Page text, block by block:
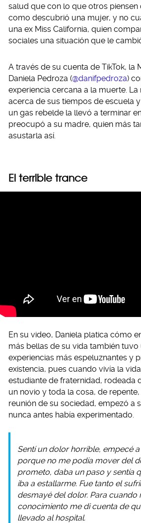
salud que con lo que otros piensen
como descubrió una mujer, y no
una ex Miss California, quien
sociales una situación que le
A través de su cuenta de TikTok, la
Daniela Pedroza (@danifpedroza)
experiencia cercana a la muerte.
acerca de sus tiempos de escuela
un gas rebelde la llevó a terminar
preocupó a su madre, quien más
asustarla así.
El terrible trance
En su video, Daniela platica cómo
más bellas de su vida también tuvo
experiencias más espeluznantes y
existencia, pues cuando vivía la
estudiante de fraternidad, rodeada
un novio y toda la cosa, de
reunión de su sociedad, empezó a
nunca antes había experimentado.
Sentí un dolor horrible, empecé
porque no me podía mover del
prometo, daba un paso y sentía
iba a estallarme. Fue tanto el
desmayé del dolor. Para cuando
conocimiento me di cuenta de
llevado al hospital.